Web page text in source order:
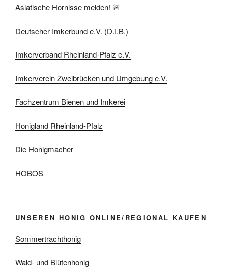
Asiatische Hornisse melden! 🚨
Deutscher Imkerbund e.V. (D.I.B.)
Imkerverband Rheinland-Pfalz e.V.
Imkerverein Zweibrücken und Umgebung e.V.
Fachzentrum Bienen und Imkerei
Honigland Rheinland-Pfalz
Die Honigmacher
HOBOS
UNSEREN HONIG ONLINE/REGIONAL KAUFEN
Sommertrachthonig
Wald- und Blütenhonig